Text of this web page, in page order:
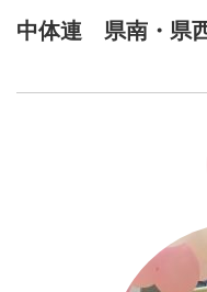
中体連 県南・県